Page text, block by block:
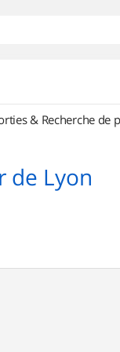
& Recherche de
de Lyon